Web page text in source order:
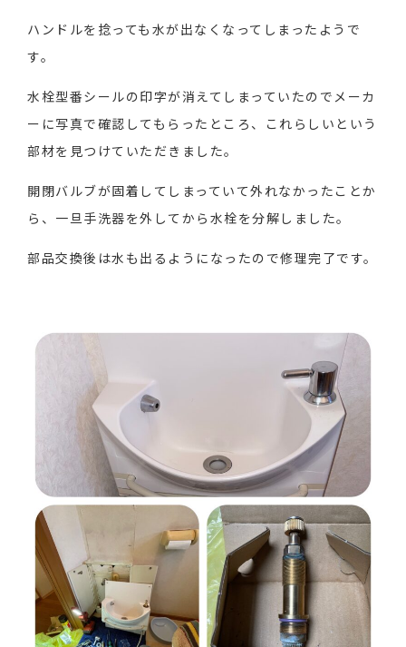
ハンドルを捻っても水が出なくなってしまったようで
す。
水栓型番シールの印字が消えてしまっていたのでメーカ
ーに写真で確認してもらったところ、これらしいという
部材を見つけていただきました。
開閉バルブが固着してしまっていて外れなかったことか
ら、一旦手洗器を外してから水栓を分解しました。
部品交換後は水も出るようになったので修理完了です。